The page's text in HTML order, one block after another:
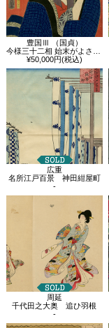
豊国Ⅲ （国貞）
今様三十二相 始末がよさそう
¥50,000円(税込)
広重
名所江戸百景 神田紺屋町
-
周延
千代田之大奥 追ひ羽根
-